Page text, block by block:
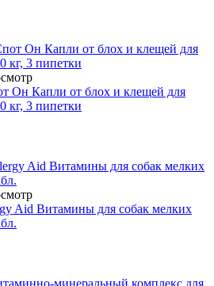
Он Капли от блох и клещей для
кг, 3 пипетки
Aid Витамины для собак мелких